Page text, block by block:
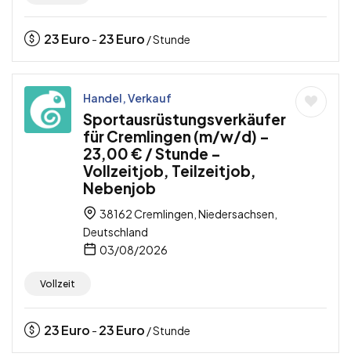
23Euro - 23Euro / Stunde
Handel, Verkauf
Sportausrüstungsverkäufer
für Cremlingen (m/w/d) –
23,00 € / Stunde –
Vollzeitjob, Teilzeitjob,
Nebenjob
38162 Cremlingen, Niedersachsen,
Deutschland
03/08/2026
Vollzeit
23Euro - 23Euro / Stunde